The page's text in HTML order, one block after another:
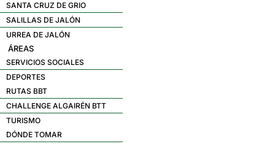
SANTA CRUZ DE GRIO
SALILLAS DE JALÓN
URREA DE JALÓN
ÁREAS
SERVICIOS SOCIALES
DEPORTES
RUTAS BBT
CHALLENGE ALGAIRÉN BTT
TURISMO
DÓNDE TOMAR